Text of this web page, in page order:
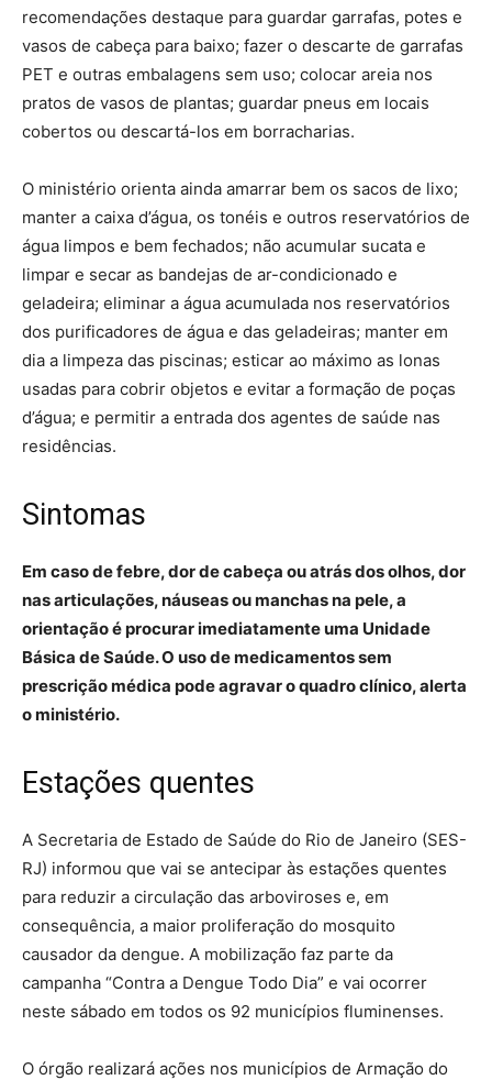
recomendações destaque para guardar garrafas, potes e
vasos de cabeça para baixo; fazer o descarte de garrafas
PET e outras embalagens sem uso; colocar areia nos
pratos de vasos de plantas; guardar pneus em locais
cobertos ou descartá-los em borracharias.
O ministério orienta ainda amarrar bem os sacos de lixo;
manter a caixa d’água, os tonéis e outros reservatórios de
água limpos e bem fechados; não acumular sucata e
limpar e secar as bandejas de ar-condicionado e
geladeira; eliminar a água acumulada nos reservatórios
dos purificadores de água e das geladeiras; manter em
dia a limpeza das piscinas; esticar ao máximo as lonas
usadas para cobrir objetos e evitar a formação de poças
d’água; e permitir a entrada dos agentes de saúde nas
residências.
Sintomas
Em caso de febre, dor de cabeça ou atrás dos olhos, dor
nas articulações, náuseas ou manchas na pele, a
orientação é procurar imediatamente uma Unidade
Básica de Saúde. O uso de medicamentos sem
prescrição médica pode agravar o quadro clínico, alerta
o ministério.
Estações quentes
A Secretaria de Estado de Saúde do Rio de Janeiro (SES-
RJ) informou que vai se antecipar às estações quentes
para reduzir a circulação das arboviroses e, em
consequência, a maior proliferação do mosquito
causador da dengue. A mobilização faz parte da
campanha “Contra a Dengue Todo Dia” e vai ocorrer
neste sábado em todos os 92 municípios fluminenses.
O órgão realizará ações nos municípios de Armação do